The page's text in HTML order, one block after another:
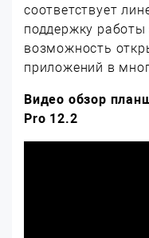
соответствует
поддержку работы
возможность
приложений в
Видео обзор
Pro 12.2